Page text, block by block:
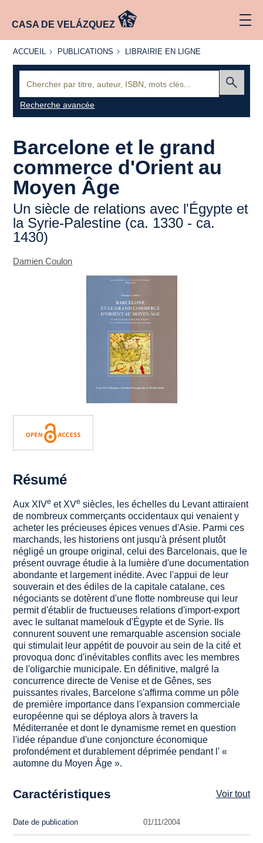
CASA DE VELÁZQUEZ
ACCUEIL
ACCUEIL PUBLICATIONS
PUBLICATIONS
LIBRAIRIE
LIBRAIRIE EN LIGNE
Recherche avancée
Barcelone et le grand
commerce d'Orient au
Moyen Âge
Un siècle de relations avec l'Égypte et
la Syrie-Palestine (ca. 1330 - ca.
1430)
Damien Coulon
Résumé
Aux XIVe et XVe siècles, les échelles du Levant attiraient
de nombreux commerçants occidentaux qui venaient y
acheter les précieuses épices venues d'Asie. Parmi ces
marchands, les historiens ont jusqu'à présent plutôt
négligé un groupe original, celui des Barcelonais, que le
présent ouvrage étudie à la lumière d'une documentation
abondante et largement inédite. Avec l'appui de leur
souverain et des édiles de la capitale catalane, ces
négociants se dotèrent d'une flotte nombreuse qui leur
permit d'établir de fructueuses relations d'import-export
avec le sultanat mamelouk d'Égypte et de Syrie. Ils
connurent souvent une remarquable ascension sociale
qui stimulait leur appétit de pouvoir au sein de la cité et
provoqua donc d'inévitables conflits avec les membres
de l'oligarchie municipale. En définitive, malgré la
concurrence directe de Venise et de Gênes, ses
puissantes rivales, Barcelone s'affirma comme un pôle
de première importance dans l'expansion commerciale
européenne qui se déploya alors à travers la
Méditerranée et dont le dynamisme remet en question
l'idée répandue d'une conjoncture économique
profondément et durablement déprimée pendant l' «
automne du Moyen Âge ».
Caractéristiques Voir tout
Date de publication 01/11/2004